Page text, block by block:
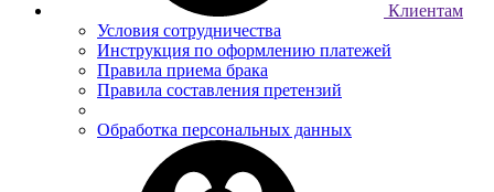
Клиентам
Условия сотрудничества
Инструкция по оформлению платежей
Правила приема брака
Правила составления претензий
Обработка персональных данных